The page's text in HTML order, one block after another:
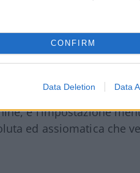
CONFIRM
Data Deletion Data
che abbiano deciso
è l’impostazione
ed assiomatica che